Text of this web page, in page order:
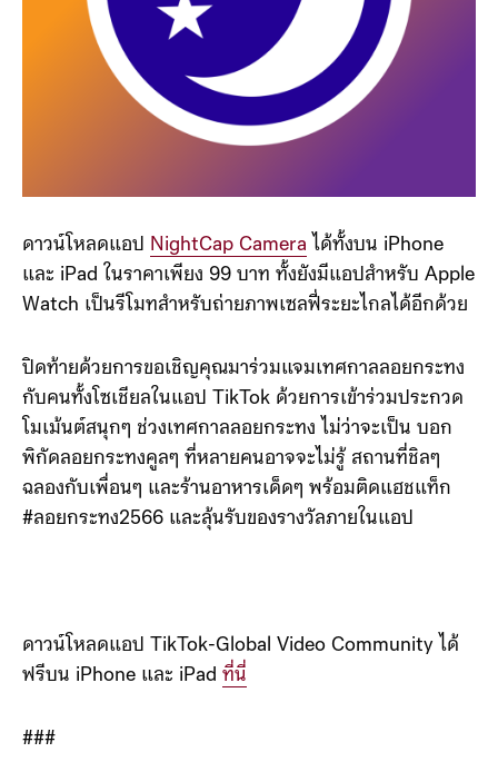
ดาวน์โหลดแอป NightCap Camera ได้ทั้งบน iPhone
และ iPad ในราคาเพียง 99 บาท ทั้งยังมีแอปสำหรับ Apple
Watch เป็นรีโมทสำหรับถ่ายภาพเซลฟี่ระยะไกลได้อีกด้วย
ปิดท้ายด้วยการขอเชิญคุณมาร่วมแจมเทศกาลลอยกระทง
กับคนทั้งโซเชียลในแอป TikTok ด้วยการเข้าร่วมประกวด
โมเม้นต์สนุกๆ ช่วงเทศกาลลอยกระทง ไม่ว่าจะเป็น บอก
พิกัดลอยกระทงคูลๆ ที่หลายคนอาจจะไม่รู้ สถานที่ชิลๆ
ฉลองกับเพื่อนๆ และร้านอาหารเด็ดๆ พร้อมติดแฮชแท็ก
#ลอยกระทง2566 และลุ้นรับของรางวัลภายในแอป
ดาวน์โหลดแอป TikTok-Global Video Community ได้
ฟรีบน iPhone และ iPad ที่นี่
###